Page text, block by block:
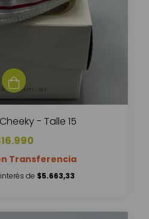
- Talle 15
de $5.663,33